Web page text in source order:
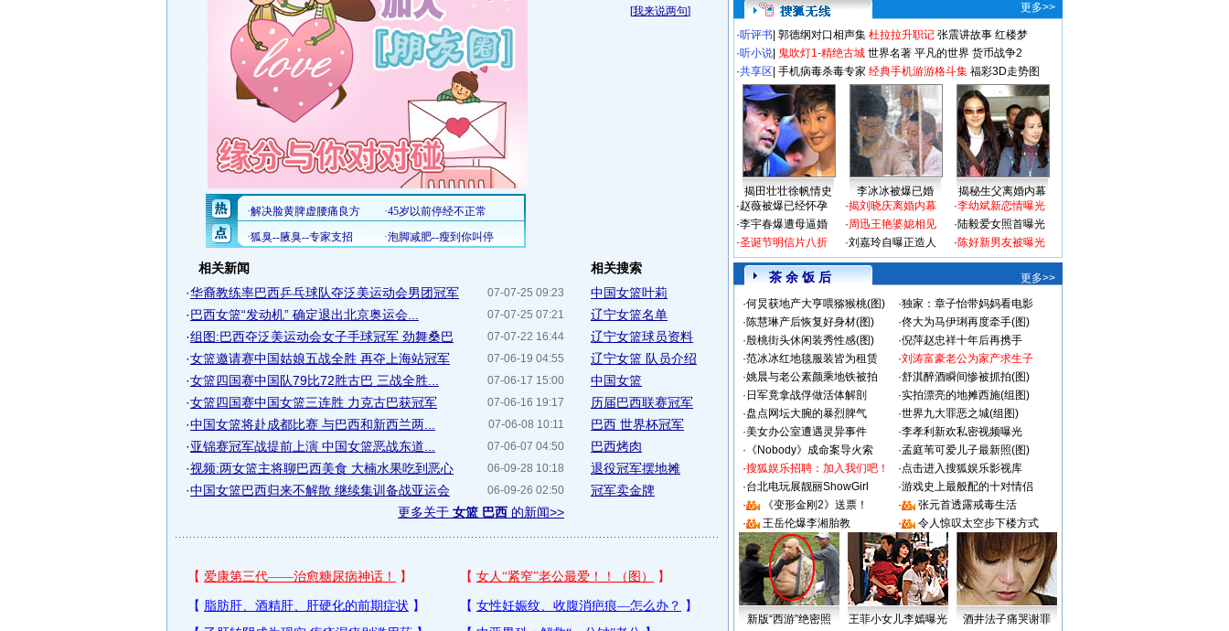
[我来说两句]
相关新闻
07-07-25 09:23
·华裔教练率巴西乒乓球队夺泛美运动会男团冠军
07-07-25 07:21
·巴西女篮“发动机” 确定退出北京奥运会...
07-07-22 16:44
·组图:巴西夺泛美运动会女子手球冠军 劲舞桑巴
07-06-19 04:55
·女篮邀请赛中国姑娘五战全胜 再夺上海站冠军
07-06-17 15:00
·女篮四国赛中国队79比72胜古巴 三战全胜...
07-06-16 19:17
·女篮四国赛中国女篮三连胜 力克古巴获冠军
07-06-08 10:11
·中国女篮将赴成都比赛 与巴西和新西兰两...
07-06-07 04:50
·亚锦赛冠军战提前上演 中国女篮恶战东道...
06-09-28 10:18
·视频:两女篮主将聊巴西美食 大楠水果吃到恶心
06-09-26 02:50
·中国女篮巴西归来不解散 继续集训备战亚运会
更多关于 女篮 巴西 的新闻>>
相关搜索
中国女篮叶莉
辽宁女篮名单
辽宁女篮球员资料
辽宁女篮 队员介绍
中国女篮
历届巴西联赛冠军
巴西 世界杯冠军
巴西烤肉
退役冠军摆地摊
冠军卖金牌
更多>>
·听评书 郭德纲对口相声集 杜拉拉升职记 张震讲故事 红楼梦
·听小说 鬼吹灯1-精绝古城 世界名著 平凡的世界 货币战争2
·共享区 手机病毒杀毒专家 经典手机游游格斗集 福彩3D走势图
揭田壮壮徐帆情史 李冰冰被爆已婚
揭秘生父离婚内幕
·赵薇被爆已经怀孕
·李宇春爆遭母逼婚
·圣诞节明信片八折
·揭刘晓庆离婚内幕
·周迅王艳婆媳相见
·刘嘉玲自曝正造人
·李幼斌新恋情曝光
·陆毅爱女照首曝光
·陈好新男友被曝光
茶 余 饭 后
更多>>
·何炅获地产大亨喂猕猴桃(图) ·独家：章子怡带妈妈看电影
·陈慧琳产后恢复好身材(图) ·佟大为马伊琍再度牵手(图)
·殷桃街头休闲装秀性感(图) ·倪萍赵忠祥十年后再携手
·范冰冰红地毯服装皆为租赁 ·刘涛富豪老公为家产求生子
·姚晨与老公素颜乘地铁被拍 ·舒淇醉酒瞬间惨被抓拍(图)
· 日军竟拿战俘做活体解剖 ·实拍漂亮的地摊西施(组图)
·盘点网坛大腕的暴烈脾气 ·世界九大罪恶之城(组图)
·美女办公室遭遇灵异事件 ·李孝利新欢私密视频曝光
· 《Nobody》成命案导火索 ·孟庭苇可爱儿子最新照(图)
·搜狐娱乐招聘：加入我们吧！ ·点击进入搜狐娱乐影视库
·台北电玩展靓丽ShowGirl ·游戏史上最般配的十对情侣
·
《变形金刚2》送票！ ·
张元首透露戒毒生活
·
王岳伦爆李湘胎教 · 令人惊叹太空步下楼方式
新版“西游”绝密照 王菲小女儿李嫣曝光 酒井法子痛哭谢罪